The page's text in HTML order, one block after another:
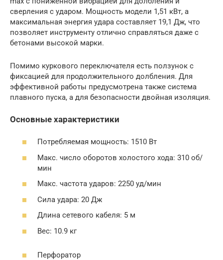
сверления с ударом. Мощность модели 1,51 кВт, а
максимальная энергия удара составляет 19,1 Дж, что
позволяет инструменту отлично справляться даже с
бетонами высокой марки.
Помимо куркового переключателя есть ползунок с
фиксацией для продолжительного долбления. Для
эффективной работы предусмотрена также система
плавного пуска, а для безопасности двойная изоляция.
Основные характеристики
Потребляемая мощность: 1510 Вт
Макс. число оборотов холостого хода: 310 об/
мин
Макс. частота ударов: 2250 уд/мин
Сила удара: 20 Дж
Длина сетевого кабеля: 5 м
Вес: 10.9 кг
Перфоратор